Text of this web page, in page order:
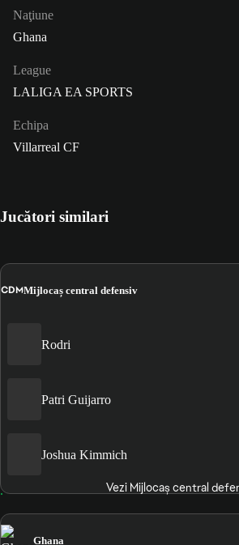
Naţiune
Ghana
League
LALIGA EA SPORTS
Echipa
Villarreal CF
Jucători similari
CDMMijlocaș central defensiv
Rodri
Patri Guijarro
Joshua Kimmich
Vezi Mijlocaș central
Ghana